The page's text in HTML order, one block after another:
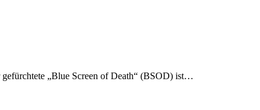
„Blue Screen of Death“ (BSOD) ist…